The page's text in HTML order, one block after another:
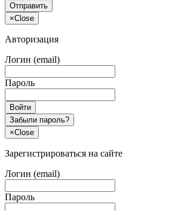
Отправить
×Close
Авторизация
Логин (email)
Пароль
Войти
Забыли пароль?
×Close
Зарегистрироваться на сайте
Логин (email)
Пароль